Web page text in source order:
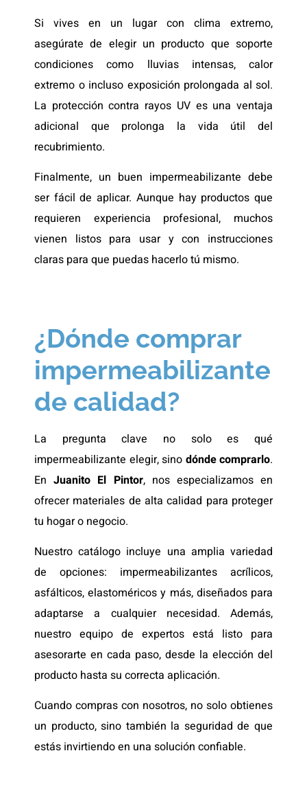
Si vives en un lugar con clima extremo,
asegúrate de elegir un producto que soporte
condiciones como lluvias intensas, calor
extremo o incluso exposición prolongada al sol.
La protección contra rayos UV es una ventaja
adicional que prolonga la vida útil del
recubrimiento.
Finalmente, un buen impermeabilizante debe
ser fácil de aplicar. Aunque hay productos que
requieren experiencia profesional, muchos
vienen listos para usar y con instrucciones
claras para que puedas hacerlo tú mismo.
¿Dónde comprar
impermeabilizante
de calidad?
La pregunta clave no solo es qué
impermeabilizante elegir, sino dónde comprarlo.
EnJuanito El Pintor, nos especializamos en
ofrecer materiales de alta calidad para proteger
tu hogar o negocio.
Nuestro catálogo incluye una amplia variedad
de opciones: impermeabilizantes acrílicos,
asfálticos, elastoméricos y más, diseñados para
adaptarse a cualquier necesidad. Además,
nuestro equipo de expertos está listo para
asesorarte en cada paso, desde la elección del
producto hasta su correcta aplicación.
Cuando compras con nosotros, no solo obtienes
un producto, sino también la seguridad de que
estás invirtiendo en una solución confiable.